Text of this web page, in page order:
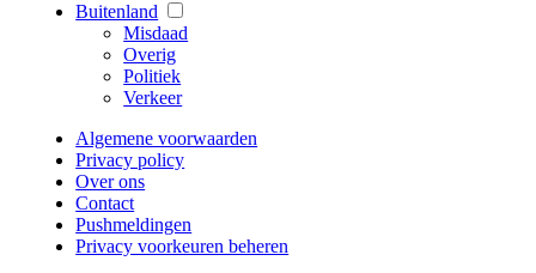
Buitenland
Misdaad
Overig
Politiek
Verkeer
Algemene voorwaarden
Privacy policy
Over ons
Contact
Pushmeldingen
Privacy voorkeuren beheren